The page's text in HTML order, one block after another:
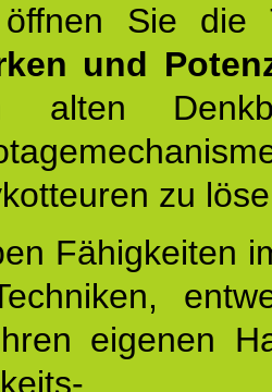
öffnen Sie
und
zu
Fähigkeiten
eigenen